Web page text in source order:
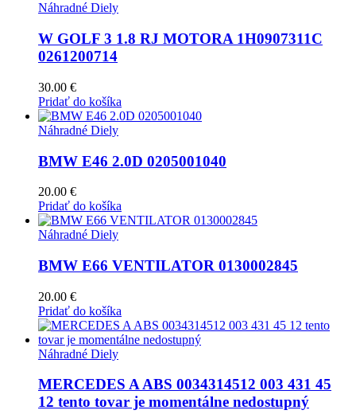
Náhradné Diely
W GOLF 3 1.8 RJ MOTORA 1H0907311C
0261200714
30.00 €
Pridať do košíka
Náhradné Diely
BMW E46 2.0D 0205001040
20.00 €
Pridať do košíka
Náhradné Diely
BMW E66 VENTILATOR 0130002845
20.00 €
Pridať do košíka
Náhradné Diely
MERCEDES A ABS 0034314512 003 431 45
12 tento tovar je momentálne nedostupný